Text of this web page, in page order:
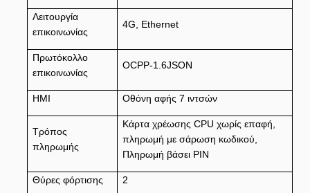
Λειτουργία
επικοινωνίας
4G, Ethernet
Πρωτόκολλο
επικοινωνίας
OCPP-1.6JSON
HMI Οθόνη αφής 7 ιντσών
Τρόπος
πληρωμής
Κάρτα χρέωσης CPU χωρίς επαφή,
πληρωμή με σάρωση κωδικού,
Πληρωμή βάσει PIN
Θύρες φόρτισης 2